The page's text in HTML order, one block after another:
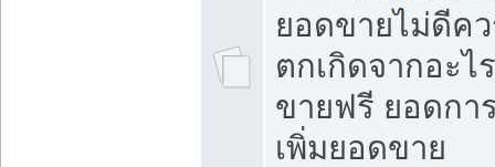
ยอดขายไม่ดีค
ตกเกิดจากอะไ
ขายฟรี ยอดกา
เพิ่มยอดขาย